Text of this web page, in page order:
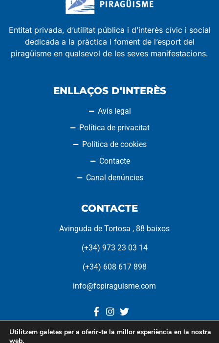
Entitat privada, d’utilitat pública i d’interès cívic i social
dedicada a la pràctica i foment de l’esport del
piragüisme en qualsevol de les seves manifestacions.
ENLLAÇOS D'INTERÈS
Avís legal
Política de privacitat
Política de cookies
Contacte
Canal denúncies
CONTACTE
Avinguda de Tortosa , 88 baixos
(+34) 973 23 03 14
(+34) 608 617 898
info@fcpiraguisme.com
Utilitzem galetes per a oferir-te la millor experiència en la nostra
web.